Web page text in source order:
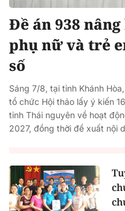
Đề án 938
phụ nữ và trẻ
số
Sáng 7/8, tại tỉnh Khánh
tổ chức Hội thảo lấy ý kiến
tỉnh Thái nguyên về hoạt
2027, đồng thời đề xuất nội